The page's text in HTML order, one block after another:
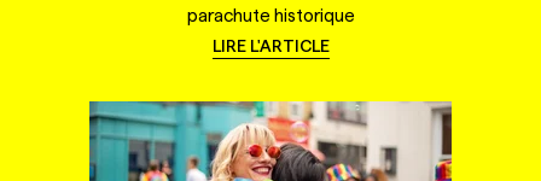
parachute historique
LIRE L'ARTICLE